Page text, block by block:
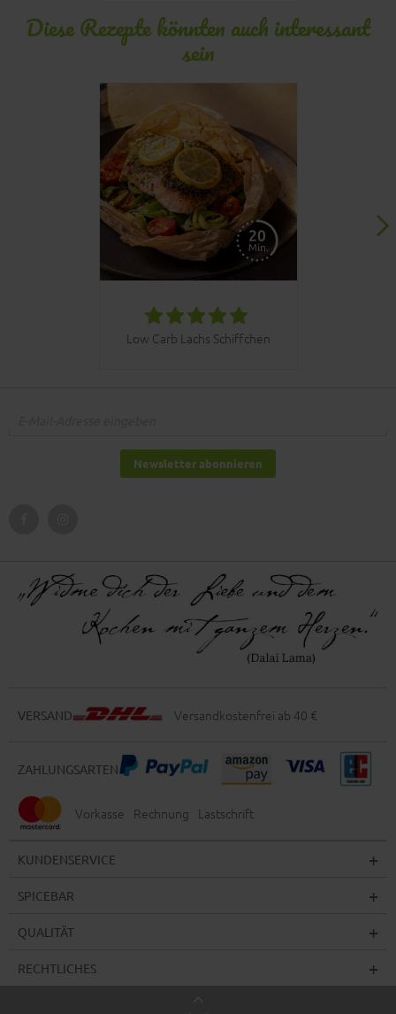
Diese Rezepte könnten auch interessant
sein
Low Carb Lachs Schiffchen
Newsletter abonnieren
VERSAND Versandkostenfrei ab 40 €
ZAHLUNGSARTEN
Vorkasse Rechnung Lastschrift
KUNDENSERVICE
SPICEBAR
QUALITÄT
RECHTLICHES